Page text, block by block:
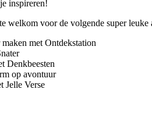
inspireren!
welkom voor de volgende super leuke
met Ontdekstation
Denkbeesten
op avontuur
Jelle Verse